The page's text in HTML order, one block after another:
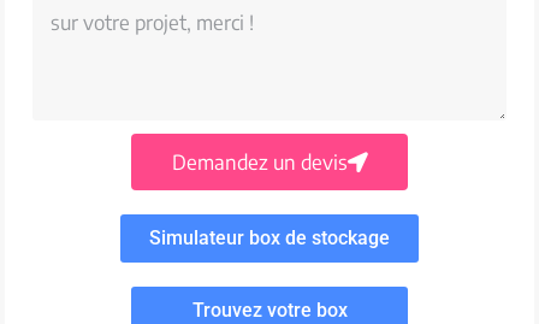
Demandez un devis
Simulateur box de stockage
Trouvez votre box